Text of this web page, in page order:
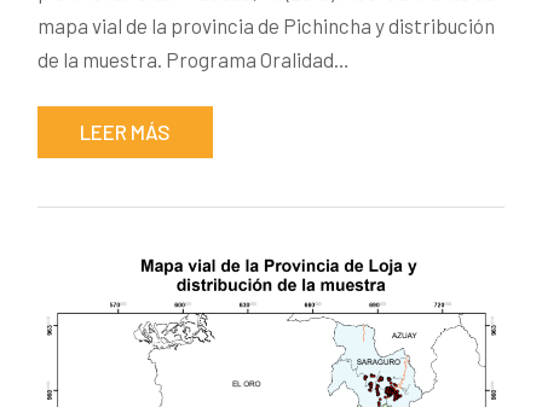
mapa vial de la provincia de Pichincha y distribución
de la muestra. Programa Oralidad…
LEER MÁS